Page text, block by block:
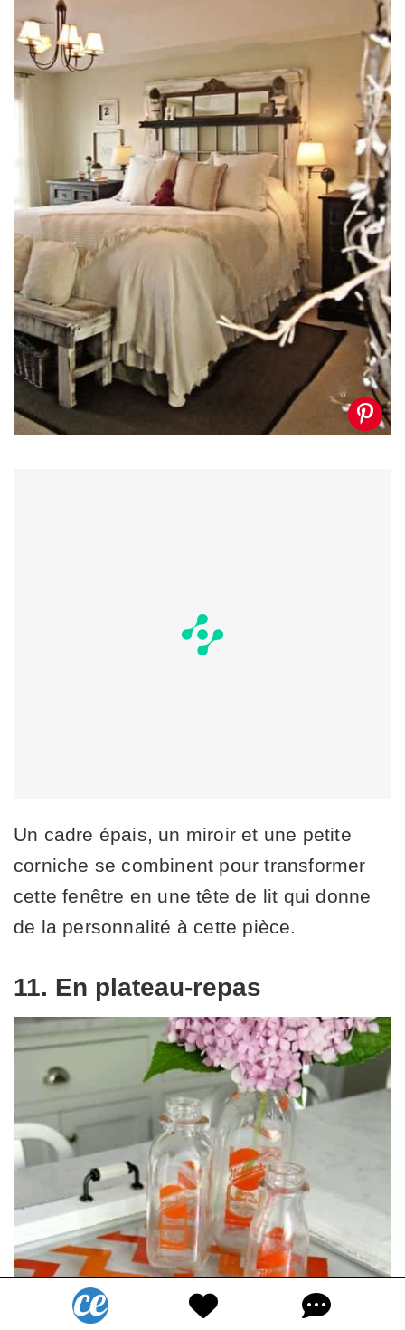
Un cadre épais, un miroir et une petite
corniche se combinent pour transformer
cette fenêtre en une tête de lit qui donne
de la personnalité à cette pièce.
11. En plateau-repas